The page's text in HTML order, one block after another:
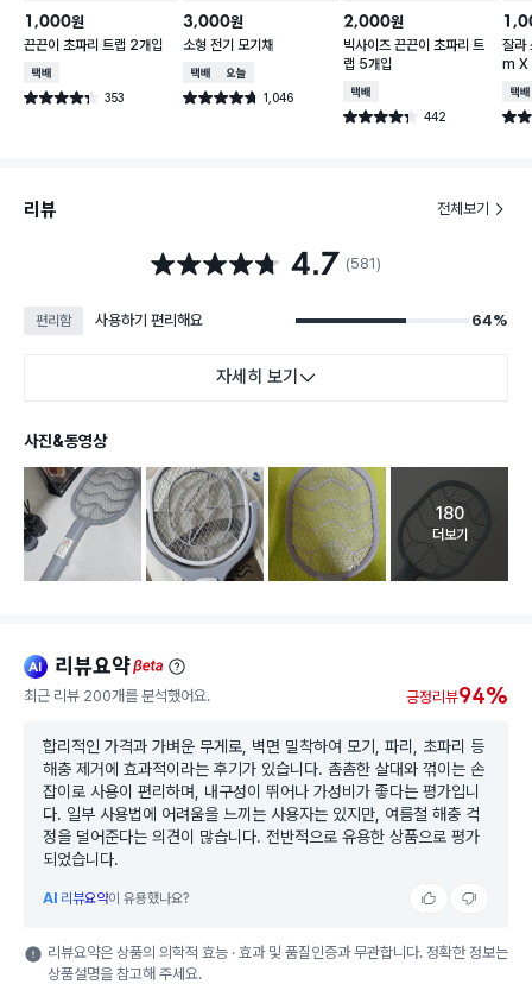
1,000원
끈끈이 초파리 트랩 2개입
택배배송
별점 4.3점 353
건 작성
3,000원
소형 전기 모기채
택배배송오늘배송
별점 4.7점 1,046
건 작성
2,000원
빅사이즈 끈끈이 초파리 트
랩 5개입
택배배송
별점 4.3점 442
건 작성
잘라
m X
택배
별점
리뷰 전체보기
별점 4.7점 4.7 (581)
편리함 사용하기 편리해요 64%
자세히 보기
사진&동영상
고객 리뷰
180
더보기
ai 리뷰요약beta
최근 리뷰 200개를 분석했어요. 긍정리뷰94%
합리적인 가격과 가벼운 무게로, 벽면 밀착하여 모기, 파리, 초파리 등
해충 제거에 효과적이라는 후기가 있습니다. 촘촘한 살대와 꺾이는 손
잡이로 사용이 편리하며, 내구성이 뛰어나 가성비가 좋다는 평가입니
다. 일부 사용법에 어려움을 느끼는 사용자는 있지만, 여름철 해충 걱
정을 덜어준다는 의견이 많습니다. 전반적으로 유용한 상품으로 평가
되었습니다.
AI 리뷰요약이 유용했나요?
리뷰요약은 상품의 의학적 효능 · 효과 및 품질인증과 무관합니다. 정확한 정보는
상품설명을 참고해 주세요.